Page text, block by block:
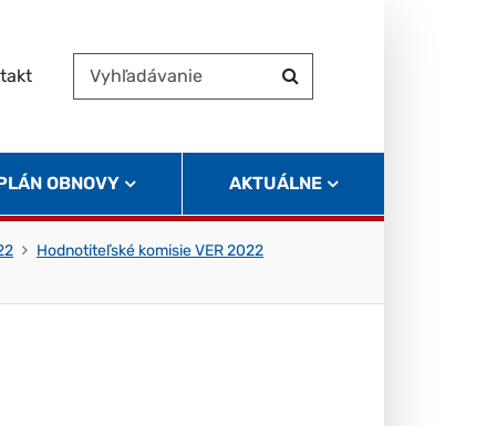
Vyhľadávanie
Hľadať
OBNOVY AKTUÁLNE
Hodnotiteľské komisie VER 2022